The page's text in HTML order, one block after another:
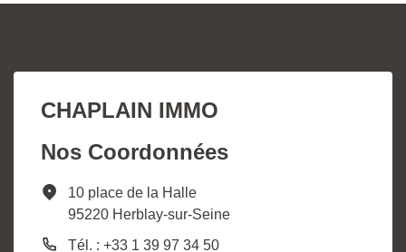
CHAPLAIN IMMO
Nos Coordonnées
10 place de la Halle
95220 Herblay-sur-Seine
Tél. : +33 1 39 97 34 50